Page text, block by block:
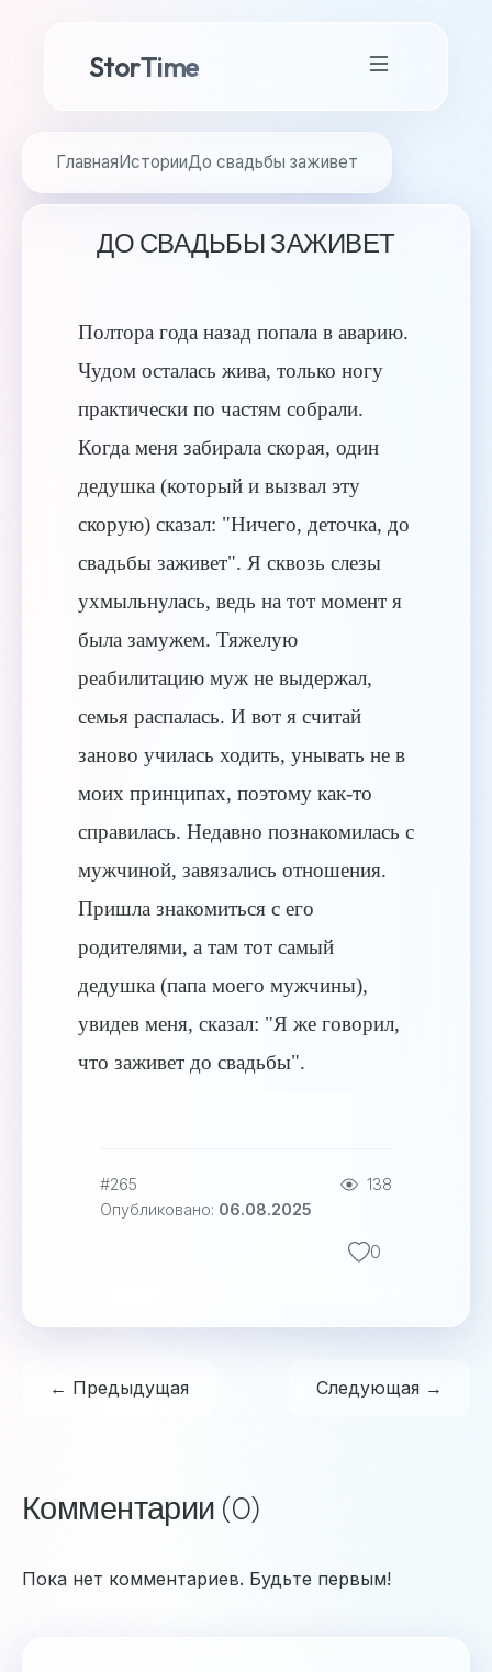
StorTime
ГлавнаяИсторииДо свадьбы заживет
ДО СВАДЬБЫ ЗАЖИВЕТ
Полтора года назад попала в аварию.
Чудом осталась жива, только ногу
практически по частям собрали.
Когда меня забирала скорая, один
дедушка (который и вызвал эту
скорую) сказал: "Ничего, деточка, до
свадьбы заживет". Я сквозь слезы
ухмыльнулась, ведь на тот момент я
была замужем. Тяжелую
реабилитацию муж не выдержал,
семья распалась. И вот я считай
заново училась ходить, унывать не в
моих принципах, поэтому как-то
справилась. Недавно познакомилась с
мужчиной, завязались отношения.
Пришла знакомиться с его
родителями, а там тот самый
дедушка (папа моего мужчины),
увидев меня, сказал: "Я же говорил,
что заживет до свадьбы".
#265
138
Опубликовано: 06.08.2025
0
← Предыдущая Следующая →
Комментарии (0)
Пока нет комментариев. Будьте первым!